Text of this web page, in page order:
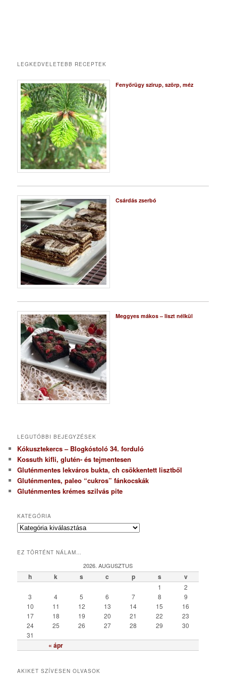
LEGKEDVELETEBB RECEPTEK
Fenyőrügy szirup, szörp, méz
Csárdás zserbó
Meggyes mákos – liszt nélkül
LEGUTÓBBI BEJEGYZÉSEK
Kókusztekercs – Blogkóstoló 34. forduló
Kossuth kifli, glutén- és tejmentesen
Gluténmentes lekváros bukta, ch csökkentett lisztből
Gluténmentes, paleo “cukros” fánkocskák
Gluténmentes krémes szilvás pite
KATEGÓRIA
K
e
r
EZ TÖRTÉNT NÁLAM…
2026. AUGUSZTUS
h k s c p s v
« ápr
1
2
3
4 5 6 7 8
9
10
11 12 13 14 15
16
17
18 19 20 21 22
23
24
25 26 27 28 29
30
31
AKIKET SZÍVESEN OLVASOK